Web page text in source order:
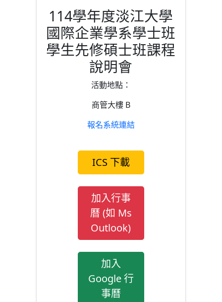
114學年度淡江大學
國際企業學系學士班
學生先修碩士班課程
說明會
活動地點：
商管大樓 B
報名系統連結
ICS 下載
加入行事
曆 (如 Ms
Outlook)
加入
Google 行
事曆